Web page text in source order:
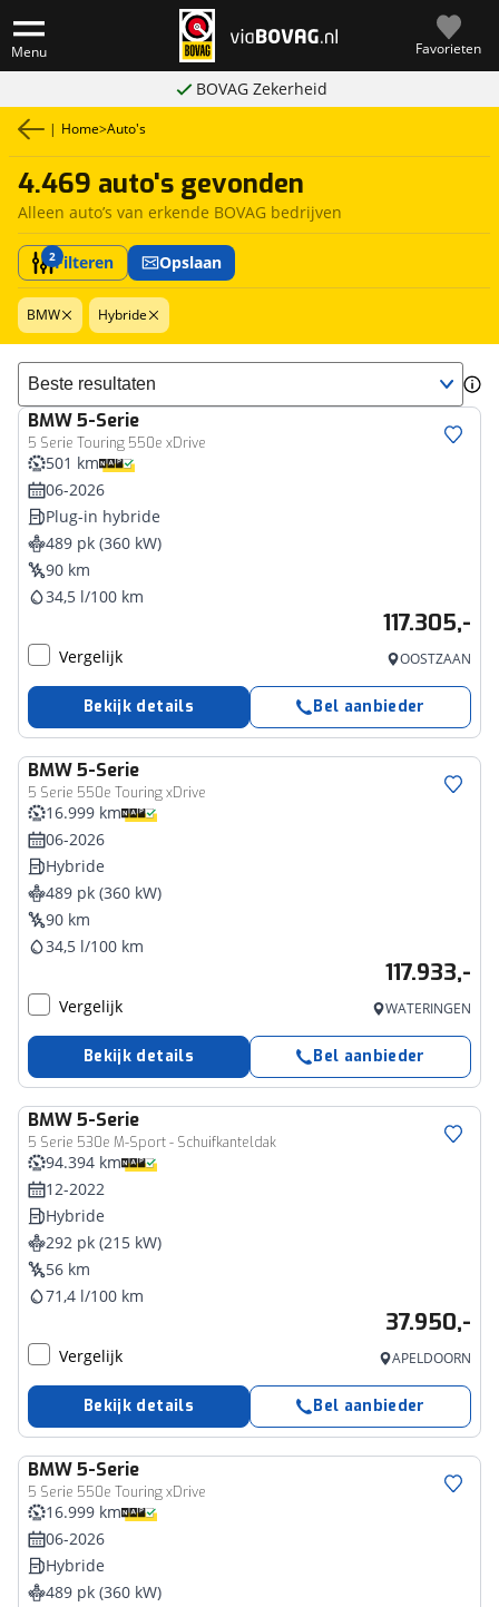
Menu Favorieten
BOVAG Zekerheid
| Home>Auto's
4.469 auto's gevonden
Alleen auto’s van erkende BOVAG bedrijven
2Filteren Opslaan
BMW Hybride
Sorteer resultaten
BMW5-Serie
5 Serie Touring 550e xDrive
501 km
06-2026
Plug-in hybride
489 pk (360 kW)
90 km
34,5 l/100 km
117.305,-
Vergelijk OOSTZAAN
Bekijk details Bel aanbieder
BMW5-Serie
5 Serie 550e Touring xDrive
16.999 km
06-2026
Hybride
489 pk (360 kW)
90 km
34,5 l/100 km
117.933,-
Vergelijk WATERINGEN
Bekijk details Bel aanbieder
BMW5-Serie
5 Serie 530e M-Sport - Schuifkanteldak
94.394 km
12-2022
Hybride
292 pk (215 kW)
56 km
71,4 l/100 km
37.950,-
Vergelijk APELDOORN
Bekijk details Bel aanbieder
BMW5-Serie
5 Serie 550e Touring xDrive
16.999 km
06-2026
Hybride
489 pk (360 kW)